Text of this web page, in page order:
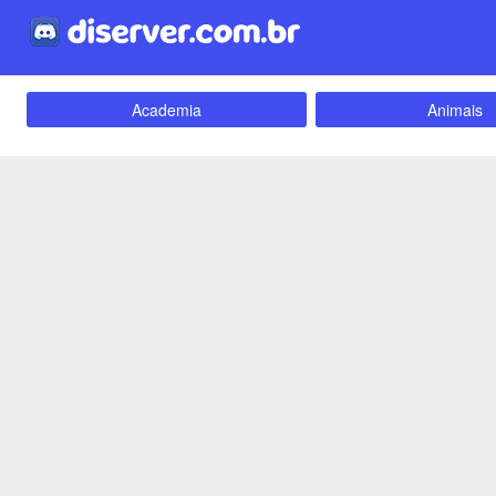
Academia Animais